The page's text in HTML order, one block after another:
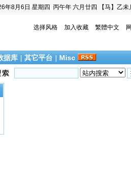
年8月6日 星期四 丙午年 六月廿四 【马】乙
选择风格 加入收藏 繁體中文
据库 | 其它平台 | Misc